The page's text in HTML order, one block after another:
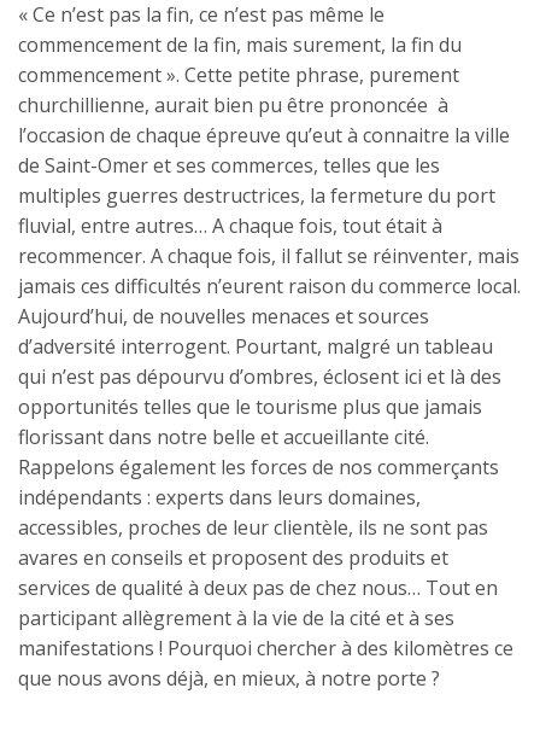
« Ce n’est pas la fin, ce n’est pas même le
commencement de la fin, mais surement, la fin du
commencement ». Cette petite phrase, purement
churchillienne, aurait bien pu être prononcée à
l’occasion de chaque épreuve qu’eut à connaitre la ville
de Saint-Omer et ses commerces, telles que les
multiples guerres destructrices, la fermeture du port
fluvial, entre autres… A chaque fois, tout était à
recommencer. A chaque fois, il fallut se réinventer, mais
jamais ces difficultés n’eurent raison du commerce local.
Aujourd’hui, de nouvelles menaces et sources
d’adversité interrogent. Pourtant, malgré un tableau
qui n’est pas dépourvu d’ombres, éclosent ici et là des
opportunités telles que le tourisme plus que jamais
florissant dans notre belle et accueillante cité.
Rappelons également les forces de nos commerçants
indépendants : experts dans leurs domaines,
accessibles, proches de leur clientèle, ils ne sont pas
avares en conseils et proposent des produits et
services de qualité à deux pas de chez nous… Tout en
participant allègrement à la vie de la cité et à ses
manifestations ! Pourquoi chercher à des kilomètres ce
que nous avons déjà, en mieux, à notre porte ?